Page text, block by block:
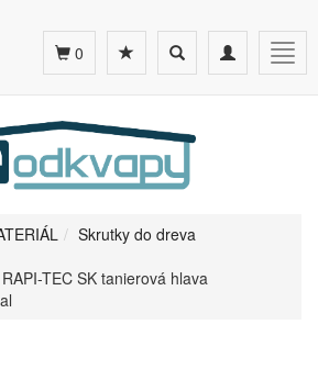
Toggle
navigation
Toggle
search
0
Skrutky do dreva
TEC SK tanierová hlava